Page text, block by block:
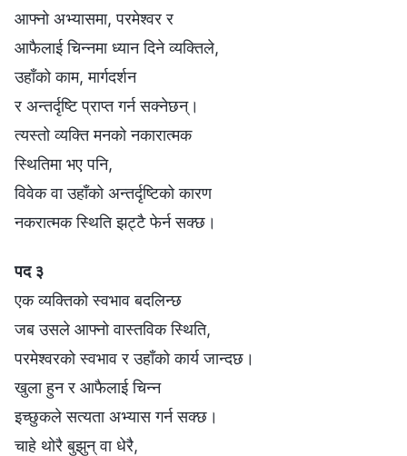
आफ्नो अभ्यासमा, परमेश्‍वर र
आफैलाई चिन्नमा ध्यान दिने व्यक्तिले,
उहाँको काम, मार्गदर्शन
र अन्तर्दृष्टि प्राप्त गर्न सक्नेछन्।
त्यस्तो व्यक्ति मनको नकारात्मक
स्थितिमा भए पनि,
विवेक वा उहाँको अन्तर्दृष्टिको कारण
नकरात्मक स्थिति झट्टै फेर्न सक्छ।
पद ३
एक व्यक्तिको स्वभाव बदलिन्छ
जब उसले आफ्नो वास्तविक स्थिति,
परमेश्‍वरको स्वभाव र उहाँको कार्य जान्दछ।
खुला हुन र आफैलाई चिन्न
इच्छुकले सत्यता अभ्यास गर्न सक्छ।
चाहे थोरै बुझुन् वा धेरै,